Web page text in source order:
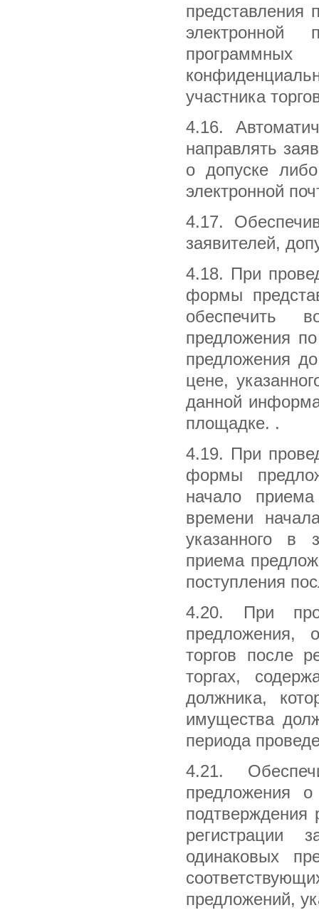
представления
участника
4.16.
направлять
о допуске
электронной
4.17.
заявителей,
4.18. При
формы
обеспечить
предложения
предложения
цене,
данной
площадке. .
4.19. При
формы
начало
времени
указанного в
приема
поступления
4.20. При
предложения,
торгов после
торгах,
должника,
имущества
периода
4.21.
предложения
подтверждения
регистрации
одинаковых
предложений,